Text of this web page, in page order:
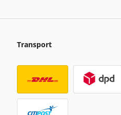
Transport